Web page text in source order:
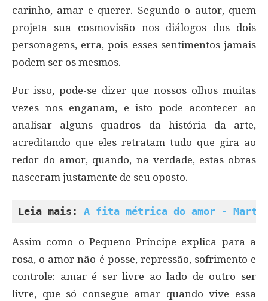
carinho, amar e querer. Segundo o autor, quem
projeta sua cosmovisão nos diálogos dos dois
personagens, erra, pois esses sentimentos jamais
podem ser os mesmos.
Por isso, pode-se dizer que nossos olhos muitas
vezes nos enganam, e isto pode acontecer ao
analisar alguns quadros da história da arte,
acreditando que eles retratam tudo que gira ao
redor do amor, quando, na verdade, estas obras
nasceram justamente de seu oposto.
Leia mais: A fita métrica do amor -
Assim como o Pequeno Príncipe explica para a
rosa, o amor não é posse, repressão, sofrimento e
controle: amar é ser livre ao lado de outro ser
livre, que só consegue amar quando vive essa